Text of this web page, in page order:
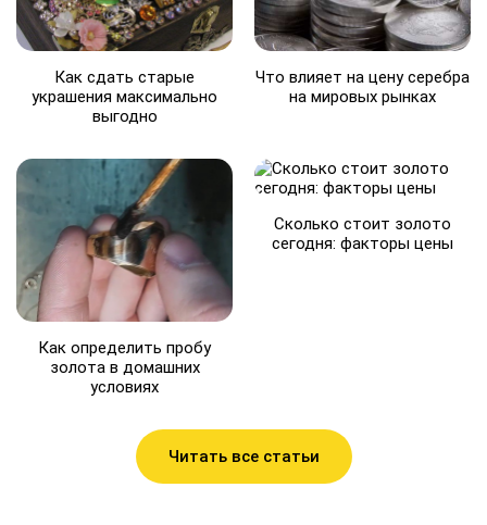
Как сдать старые
украшения максимально
выгодно
Что влияет на цену серебра
на мировых рынках
Как определить пробу
золота в домашних
условиях
Сколько стоит золото
сегодня: факторы цены
Читать все статьи